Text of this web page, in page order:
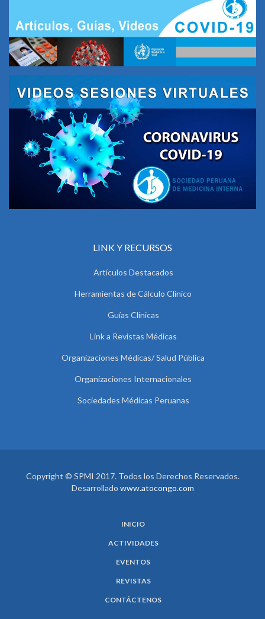
LINK Y RECURSOS
Artículos Destacados
Herramientas de Cálculo Clínico
Guías Clínicas
Link a Revistas Médicas
Organizaciones Médicas/ Salud Pública
Organizaciones Internacionales
Sociedades Médicas Peruanas
Copyright © SPMI 2017. Todos los Derechos Reservados.
Desarrollado www.atocongo.com
INICIO
ACTIVIDADES
EVENTOS
REVISTAS
CONTÁCTENOS